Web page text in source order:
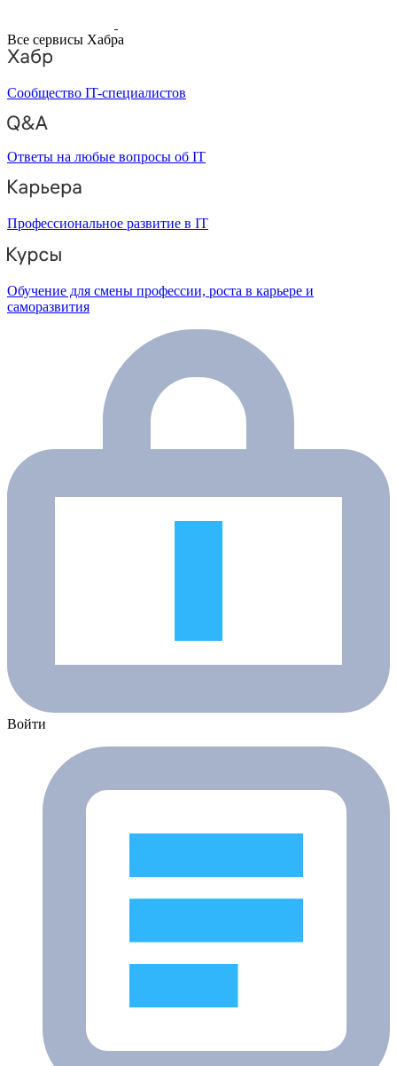
Все сервисы Хабра
Сообщество IT-специалистов
Ответы на любые вопросы об IT
Профессиональное развитие в IT
Обучение для смены профессии, роста в карьере и
саморазвития
Войти